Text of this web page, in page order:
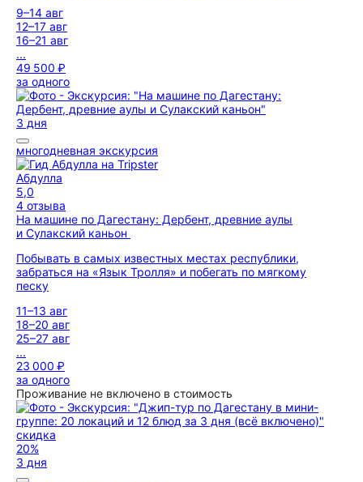
9–14 авг
12–17 авг
16–21 авг
...
49 500 ₽
за одного
3 дня
многодневная экскурсия
Абдулла
5,0
4 отзыва
На машине по Дагестану: Дербент, древние аулы
и Сулакский каньон
Побывать в самых известных местах республики,
забраться на «Язык Тролля» и побегать по мягкому
песку
11–13 авг
18–20 авг
25–27 авг
...
23 000 ₽
за одного
Проживание не включено в стоимость
скидка
20%
3 дня